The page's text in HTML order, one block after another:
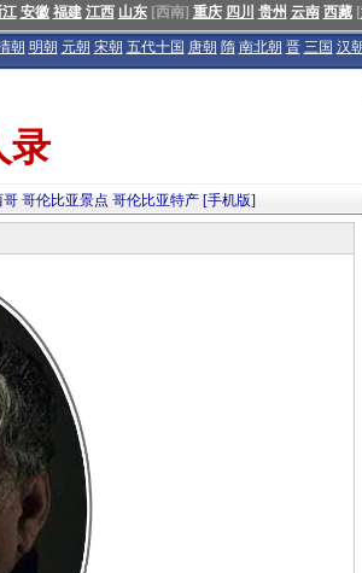
安徽 福建 江西 山东[西南] 重庆 四川 贵州 云南 西藏[
朝 明朝 元朝 宋朝 五代十国 唐朝 隋 南北朝 晋 三国 汉朝
录
哥 哥伦比亚景点 哥伦比亚特产 [手机版]